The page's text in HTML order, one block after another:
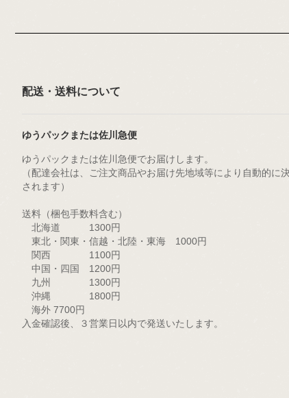
配送・送料について
ゆうパックまたは佐川急便
ゆうパックまたは佐川急便でお届けします。
（配達会社は、ご注文商品やお届け先地域等により自動的に
されます）
送料（梱包手数料含む）
北海道 1300円
東北・関東・信越・北陸・東海 1000円
関西 1100円
中国・四国 1200円
九州 1300円
沖縄 1800円
海外 7700円
入金確認後、３営業日以内で発送いたします。